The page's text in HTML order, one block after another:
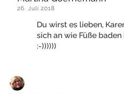
26. Juli 2018
Du wirst es lieben,
sich an wie Füße baden
:-))))))